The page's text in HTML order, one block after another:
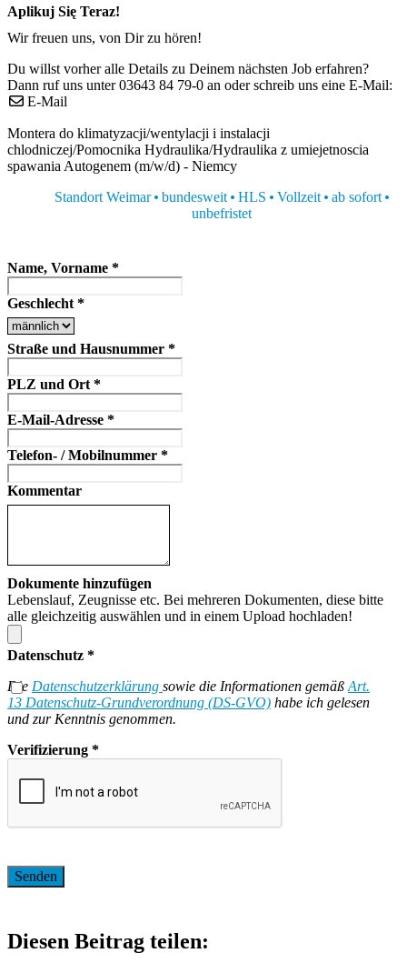
Aplikuj Się Teraz!
Wir freuen uns, von Dir zu hören!
Du willst vorher alle Details zu Deinem nächsten Job erfahren?
Dann ruf uns unter 03643 84 79-0 an oder schreib uns eine E-Mail:
E-Mail
Montera do klimatyzacji/wentylacji i instalacji
chlodniczej/Pomocnika Hydraulika/Hydraulika z umiejetnoscia
spawania Autogenem (m/w/d) - Niemcy
Standort Weimar
bundesweit HLS Vollzeit
ab sofort
unbefristet
Name, Vorname *
Geschlecht *
Straße und Hausnummer *
PLZ und Ort *
E-Mail-Adresse *
Telefon- / Mobilnummer *
Kommentar
Dokumente hinzufügen
Lebenslauf, Zeugnisse etc. Bei mehreren Dokumenten, diese bitte
alle gleichzeitig auswählen und in einem Upload hochladen!
Datenschutz *
Die Datenschutzerklärung sowie die Informationen gemäß Art.
13 Datenschutz-Grundverordnung (DS-GVO) habe ich gelesen
und zur Kenntnis genommen.
Verifizierung *
Diesen Beitrag teilen: